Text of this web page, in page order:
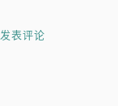
发表评论